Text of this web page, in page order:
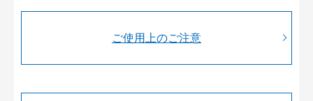
ご使用上のご注意